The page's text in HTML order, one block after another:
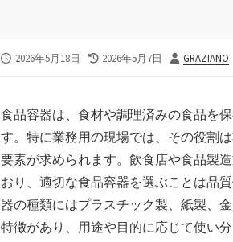
公
2026年5月18日
最
日
2026年5月7日
投
GRAZIANO
食品容器は、食材や調理済みの食品を
す。 特に業務用の現場では、その役割
要素が求められます。飲食店や食品製
おり、適切な食品容器を選ぶことは品
器の種類にはプラスチック製、紙製、
特徴があり、用途や目的に応じて使い分